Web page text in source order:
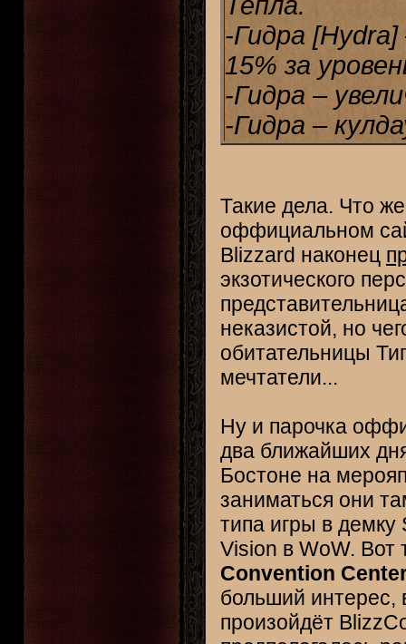
-Гидра
15% за
-Гидра –
-Гидра –
Такие дела. Что
оффициальном
Blizzard наконец
экзотического
неказистой, но
обитательницы
мечтатели...
Ну и парочка
два ближайших
Бостоне на
заниматься они
типа игры в демку
Vision в WoW. Вот
Convention
больший интерес,
произойдёт